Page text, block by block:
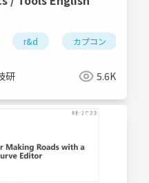
r&d カプコン
研 5.6K